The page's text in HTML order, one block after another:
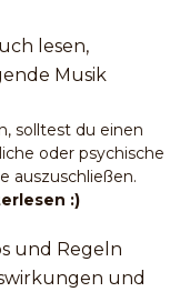
lesen,
Musik
solltest du einen
oder psychische
auszuschließen.
:)
und Regeln
und